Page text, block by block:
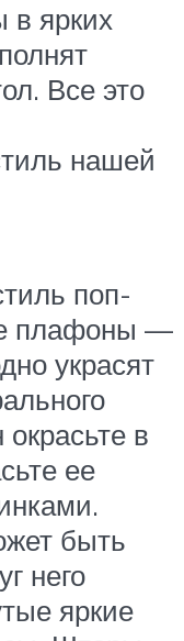
в ярких
Все это
нашей
поп-
плафоны —
украсят
в
ее
быть
него
яркие